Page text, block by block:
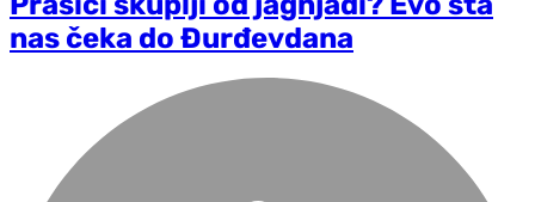
nas čeka do Đurđevdana